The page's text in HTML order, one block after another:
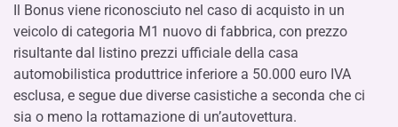
Il Bonus viene riconosciuto nel caso di acquisto in un
veicolo di categoria M1 nuovo di fabbrica, con prezzo
risultante dal listino prezzi ufficiale della casa
automobilistica produttrice inferiore a 50.000 euro IVA
esclusa, e segue due diverse casistiche a seconda che ci
sia o meno la rottamazione di un’autovettura.